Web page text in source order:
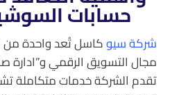
حسابات
شركة سيوكاسل تُعد واحدة من
مجال التسويق الرقمي و”ادارة
تقدم الشركة خدمات متكاملة